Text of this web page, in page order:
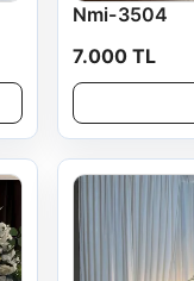
Nmi-3504
7.000 TL